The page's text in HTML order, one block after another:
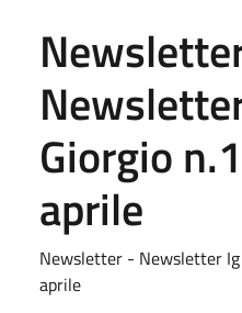
Giorgio
aprile
Newsletter - Newsletter
aprile